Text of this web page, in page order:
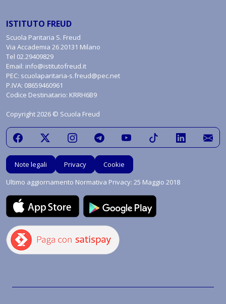
ISTITUTO FREUD
Scuola Paritaria S. Freud
Via Accademia 26 20131 Milano
Tel 02.29409829
Email: info@istitutofreud.it
PEC: scuolaparitaria-s.freud@pec.net
P.IVA: 08659460961
Codice Destinatario: KRRH6B9
Copyright 2026 © Scuola Freud
Note legali Privacy
Cookie
Ultimo aggiornamento Normativa Privacy: 25 Maggio 2018